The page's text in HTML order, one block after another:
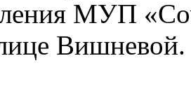
МУП
Вишневой.